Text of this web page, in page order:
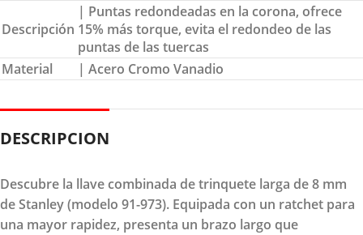
Descripción
| Puntas redondeadas en la corona, ofrece
15% más torque, evita el redondeo de las
puntas de las tuercas
Material
| Acero Cromo Vanadio
DESCRIPCION
Descubre la llave combinada de trinquete larga de 8 mm
de Stanley (modelo 91-973). Equipada con un ratchet para
una mayor rapidez, presenta un brazo largo que